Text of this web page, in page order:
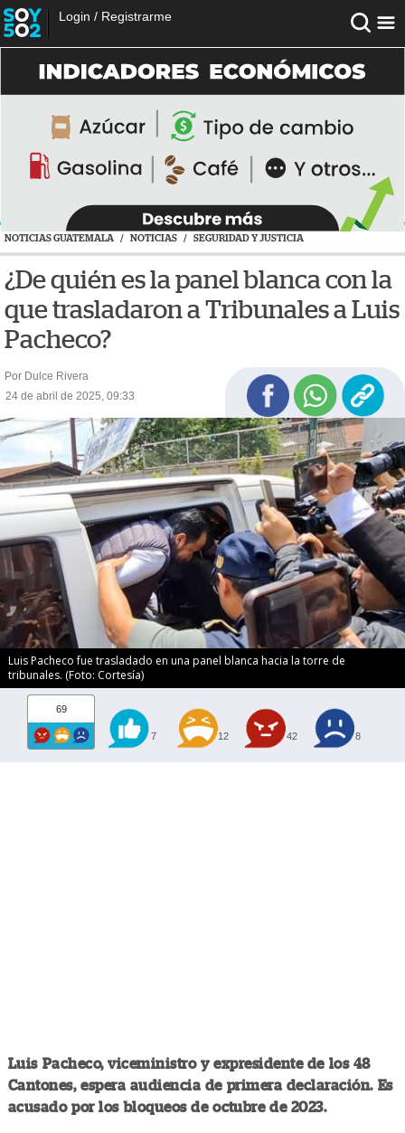
Login / Registrarme
NOTICIAS GUATEMALA / NOTICIAS / SEGURIDAD Y JUSTICIA
¿De quién es la panel blanca con la
que trasladaron a Tribunales a Luis
Pacheco?
Por Dulce Rivera
24 de abril de 2025, 09:33
Luis Pacheco fue trasladado en una panel blanca hacia la torre de
tribunales. (Foto: Cortesía)
69
7 12 42 8
Luis Pacheco, viceministro y expresidente de los 48
Cantones, espera audiencia de primera declaración. Es
acusado por los bloqueos de octubre de 2023.